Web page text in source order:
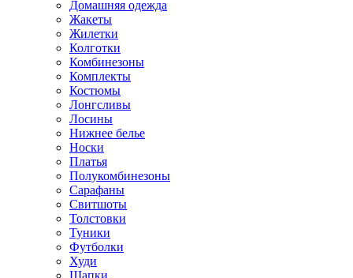
Домашняя одежда
Жакеты
Жилетки
Колготки
Комбинезоны
Комплекты
Костюмы
Лонгсливы
Лосины
Нижнее белье
Носки
Платья
Полукомбинезоны
Сарафаны
Свитшоты
Толстовки
Туники
Футболки
Худи
Шапки